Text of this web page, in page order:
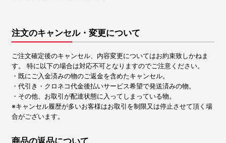
注文のキャンセル・変更について
ご注文確定後のキャンセル、内容変更についてはお約束致しかねま
す。 特に以下の場合は対応不可となりますのでご注意ください。
・既にご入金済みの物のご返金を含めたキャンセル。
・代引き・クロネコ代金後払いサービス希望で発送済みの物。
・その他、お取引が配達状態に入ってしまっている物。
※キャンセル履歴が多いお客様はお取引を制限又は停止させて頂く場
合がございます。
商品の返品について